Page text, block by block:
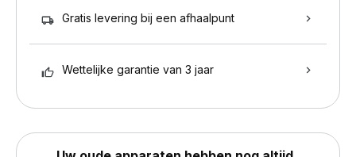
Gratis levering bij een afhaalpunt
Wettelijke garantie van 3 jaar